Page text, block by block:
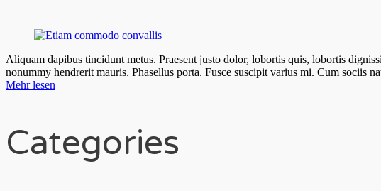
Aliquam dapibus tincidunt metus. Praesent justo dolor, lobortis quis, lobortis
nonummy hendrerit mauris. Phasellus porta. Fusce suscipit varius mi. Cum sociis
Mehr lesen
Categories